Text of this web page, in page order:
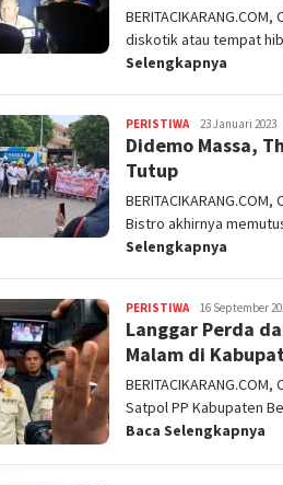
diskotik atau tempat
Selengkapnya
PERISTIWAadmin
23 Januari 2023
Didemo Massa,
Tutup
Bistro akhirnya
Selengkapnya
PERISTIWAadmin
16 September
Langgar Perda
Malam di
Satpol PP Kabupaten
Baca Selengkapnya